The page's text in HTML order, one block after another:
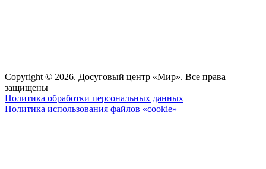
Copyright © 2026. Досуговый центр «Мир». Все права
защищены
Политика обработки персональных данных
Политика использования файлов «cookie»